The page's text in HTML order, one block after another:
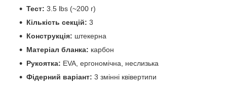
Тест: 3.5 lbs (~200 г)
Кількість секцій: 3
Конструкція: штекерна
Матеріал бланка: карбон
Рукоятка: EVA, ергономічна, неслизька
Фідерний варіант: 3 змінні квівертипи